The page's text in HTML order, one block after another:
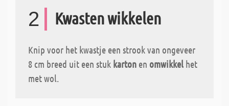
2 Kwasten wikkelen
Knip voor het kwastje een strook van ongeveer
8 cm breed uit een stuk karton en omwikkel het
met wol.